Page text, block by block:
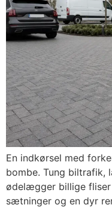
En indkørsel med
bombe. Tung biltrafik,
ødelægger billige fliser
sætninger og en dyr